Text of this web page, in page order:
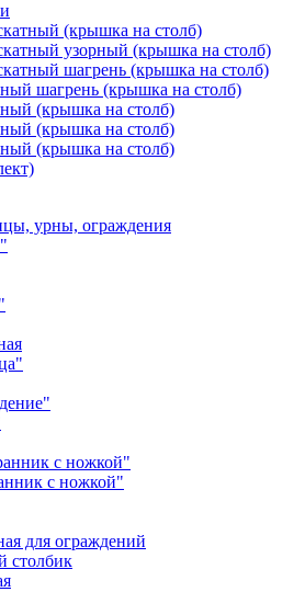
(крышка на столб)
узорный (крышка на столб)
шагрень (крышка на столб)
шагрень (крышка на столб)
(крышка на столб)
(крышка на столб)
(крышка на столб)
урны, ограждения
с ножкой"
с ножкой"
для ограждений
столбик